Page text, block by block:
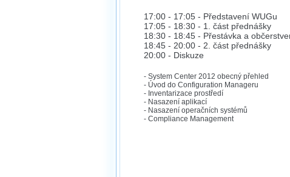
17:00 - 17:05 - Představení WUGu
17:05 - 18:30 - 1. část přednášky
18:30 - 18:45 - Přestávka a
18:45 - 20:00 - 2. část přednášky
20:00 - Diskuze
- System Center 2012 obecný přehled
- Úvod do Configuration Manageru
- Inventarizace prostředí
- Nasazení aplikací
- Nasazení operačních systémů
- Compliance Management